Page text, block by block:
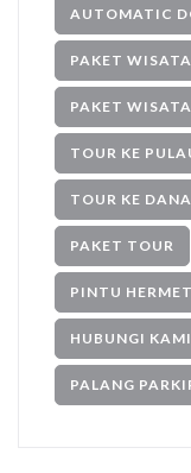
AUTOMATIC
PAKET
PAKET
TOUR KE
TOUR KE
PAKET TOUR
PINTU
HUBUNGI KAMI
PALANG